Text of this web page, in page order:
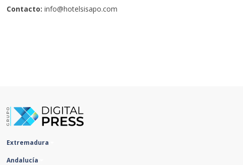
Contacto: info@hotelsisapo.com
Extremadura
Andalucía